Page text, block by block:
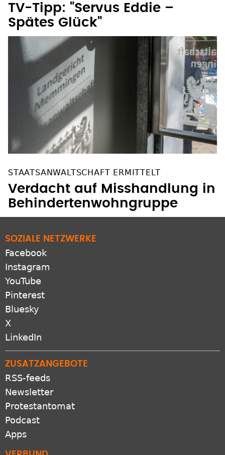
TV-Tipp: "Servus Eddie –
Spätes Glück"
STAATSANWALTSCHAFT ERMITTELT
Verdacht auf Misshandlung in
Behindertenwohngruppe
SOZIALE NETZWERKE
Facebook
Instagram
YouTube
Pinterest
Bluesky
X
LinkedIn
ZUSATZANGEBOTE
RSS-feeds
Newsletter
Protestantomat
Podcast
Apps